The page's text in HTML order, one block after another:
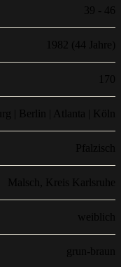
39 - 46
1982 (44 Jahre)
170
| Berlin | Atlanta | Köln
Pfalzisch
Malsch, Kreis Karlsruhe
weiblich
grun-braun